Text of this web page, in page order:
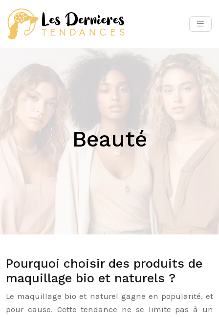
Beauté
Pourquoi choisir des produits de
maquillage bio et naturels ?
Le maquillage bio et naturel gagne en popularité, et
pour cause. Cette tendance ne se limite pas à un